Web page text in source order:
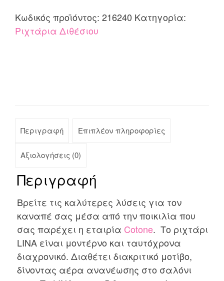
Κωδικός προϊόντος: 216240 Κατηγορία:
Ριχτάρια Διθέσιου
Περιγραφή Επιπλέον πληροφορίες
Αξιολογήσεις (0)
Περιγραφή
Βρείτε τις καλύτερες λύσεις για τον
καναπέ σας μέσα από την ποικιλία που
σας παρέχει η εταιρία Cotone. Το ριχτάρι
LINA είναι μοντέρνο και ταυτόχρονα
διαχρονικό. Διαθέτει διακριτικό μοτίβο,
δίνοντας αέρα ανανέωσης στο σαλόνι